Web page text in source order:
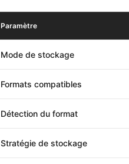
Paramètre
Mode de stockage
Formats compatibles
Détection du format
Stratégie de stockage